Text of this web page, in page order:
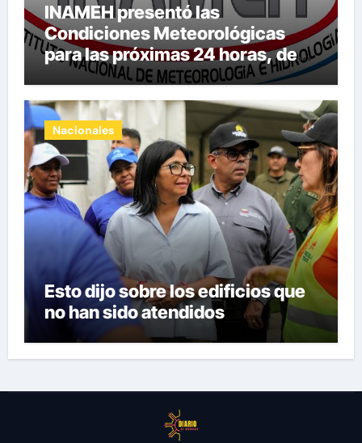
INAMEH presentó las
Condiciones Meteorológicas
para las próximas 24 horas, de
este jueves 6 de agosto 2026
Nacionales
Esto dijo sobre los edificios que
no han sido atendidos